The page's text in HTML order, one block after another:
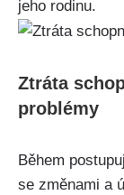
jeho rodinu.
Ztráta
problémy
Během
se změnami a